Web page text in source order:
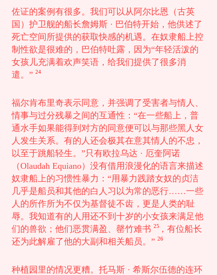
佐证的案例有很多。我们可以从阿尔比恩（古英
国）护卫舰的船长詹姆斯 · 巴伯特开始，他供述了
死亡空间所提供的获取快感的机遇。在奴隶船上控
制性欲是很难的，巴伯特吐露，因为“年轻活泼的
女孩儿充满着欢声笑语，给我们提供了很多消
遣。” 24
福尔肯布里奇表示同意，并强调了受害者与情人、
情事与过分残暴之间的互通性：“在一些船上，普
通水手如果能得到对方的同意便可以与那些黑人女
人发生关系。有的人还会极其在意其情人的不忠，
以至于跳船轻生。”只有欧拉乌达 · 厄奎阿诺
（Olaudah Equiano）没有借用浪漫化的语言来描述
奴隶船上的习惯性暴力：“用暴力践踏女奴的贞洁
几乎是船员和其他的白人习以为常的恶行……一些
人的所作所为不仅为基督徒不齿，更是人类的耻
辱。我知道有的人用还不到十岁的小女孩来满足他
们的兽欲；他们恶贯满盈、罄竹难书 25，有位船长
还为此解雇了他的大副和相关船员。” 26
种植园里的情况更糟。托马斯 · 希斯尔伍德的连环